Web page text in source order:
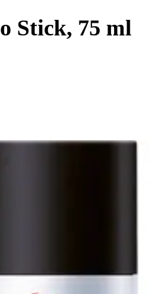
Stick, 75 ml